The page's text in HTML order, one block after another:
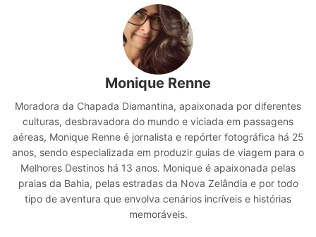
Monique Renne
Moradora da Chapada Diamantina, apaixonada por diferentes
culturas, desbravadora do mundo e viciada em passagens
aéreas, Monique Renne é jornalista e repórter fotográfica há 25
anos, sendo especializada em produzir guias de viagem para o
Melhores Destinos há 13 anos. Monique é apaixonada pelas
praias da Bahia, pelas estradas da Nova Zelândia e por todo
tipo de aventura que envolva cenários incríveis e histórias
memoráveis.